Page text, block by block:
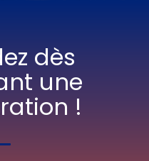
dès
une
!